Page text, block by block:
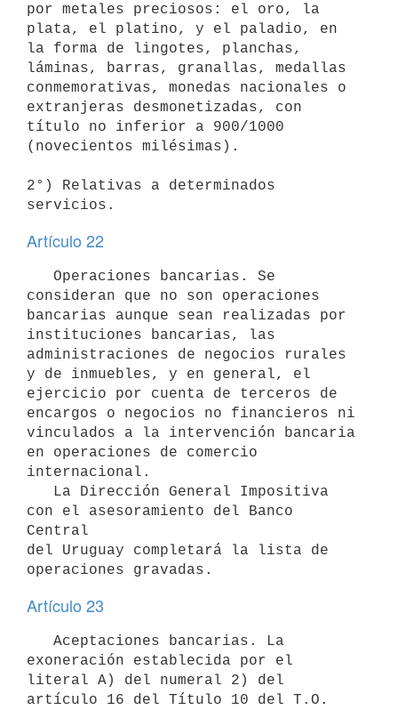
por metales preciosos: el oro, la
plata, el platino, y el paladio, en
la forma de lingotes, planchas,
láminas, barras, granallas, medallas
conmemorativas, monedas nacionales o
extranjeras desmonetizadas, con
título no inferior a 900/1000
(novecientos milésimas).
2°) Relativas a determinados
servicios.
Artículo 22
consideran que no son operaciones
bancarias aunque sean realizadas por
instituciones bancarias, las
administraciones de negocios rurales
y de inmuebles, y en general, el
ejercicio por cuenta de terceros de
encargos o negocios no financieros ni
vinculados a la intervención bancaria
en operaciones de comercio
internacional.
con el asesoramiento del Banco
Central
del Uruguay completará la lista de
Artículo 23
exoneración establecida por el
literal A) del numeral 2) del
artículo 16 del Título 10 del T.O.